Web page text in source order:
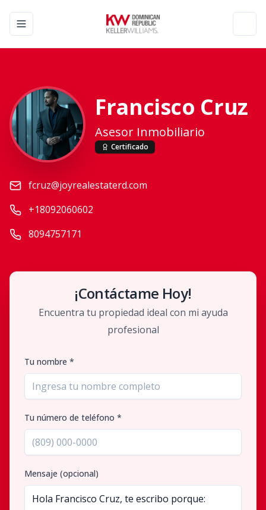
Toggle navigation menu
Francisco Cruz
Asesor Inmobiliario
Certificado
fcruz@joyrealestaterd.com
+18092060602
8094757171
¡Contáctame Hoy!
Encuentra tu propiedad ideal con mi ayuda
profesional
Tu nombre *
Tu número de teléfono *
Mensaje (opcional)